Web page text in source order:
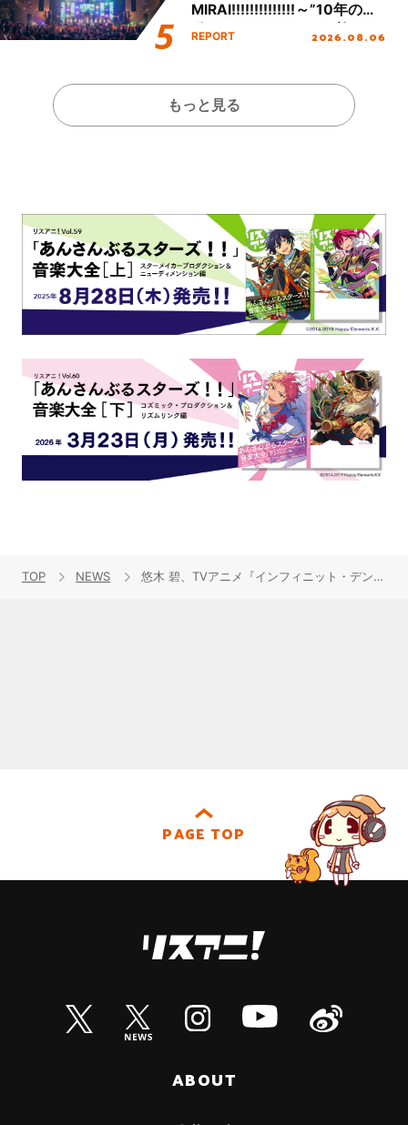
MIRAI!!!!!!!!!!!!!!～”10年の活
動を経てファイナルを迎える
REPORT 2026.08.06
もっと見る
TOP NEWS 悠木 碧、TVアニメ『インフィニット・デンドログラム』OPテーマ担当決定！
PAGE TOP
ABOUT